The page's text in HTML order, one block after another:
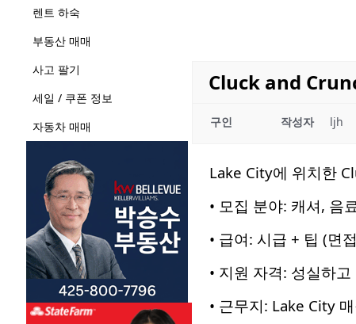
렌트 하숙
부동산 매매
사고 팔기
세일 / 쿠폰 정보
자동차 매매
Cluck and
구인 작성자 ljh
Lake City에 위치한
• 모집 분야: 캐셔, 음
• 급여: 시급 + 팁 (면
• 지원 자격: 성실하
• 근무지: Lake City